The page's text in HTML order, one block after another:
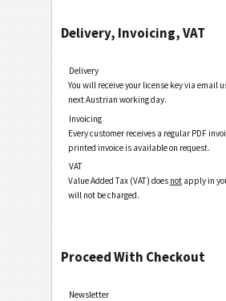
Delivery, Invoicing, VAT
Delivery
You will receive your license key via email
next Austrian working day.
Invoicing
Every customer receives a regular PDF
printed invoice is available on request.
VAT
Value Added Tax (VAT) does notapply in
will not be charged.
Proceed With Checkout
Newsletter